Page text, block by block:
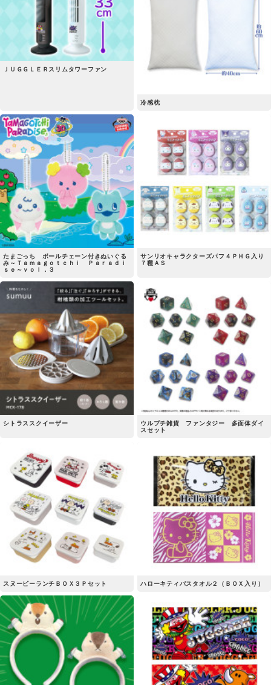
ＪＵＧＧＬＥＲスリムタワーファン
冷感枕
たまごっち ボールチェーン付きぬいぐる
み～Ｔａｍａｇｏｔｃｈｉ Ｐａｒａｄｉ
ｓｅ～ｖｏｌ．３
サンリオキャラクターズパフ４ＰＨＧ入り
７種ＡＳ
シトラススクイーザー
ウルプチ雑貨 ファンタジー 多面体ダイ
スセット
スヌーピーランチＢＯＸ３Ｐセット ハローキティバスタオル２（ＢＯＸ入り）